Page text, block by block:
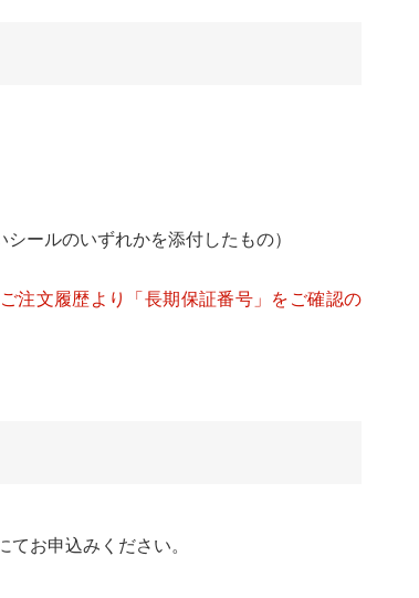
ールのいずれかを添付したもの）
注文履歴より「長期保証番号」をご確認の
お申込みください。